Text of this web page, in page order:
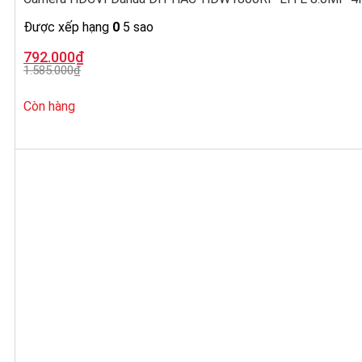
Được xếp hạng 0 5 sao
1.585.000₫
Giá
gốc
là:
792.000₫
Giá
hiện
tại
792.000₫.
Còn hàng